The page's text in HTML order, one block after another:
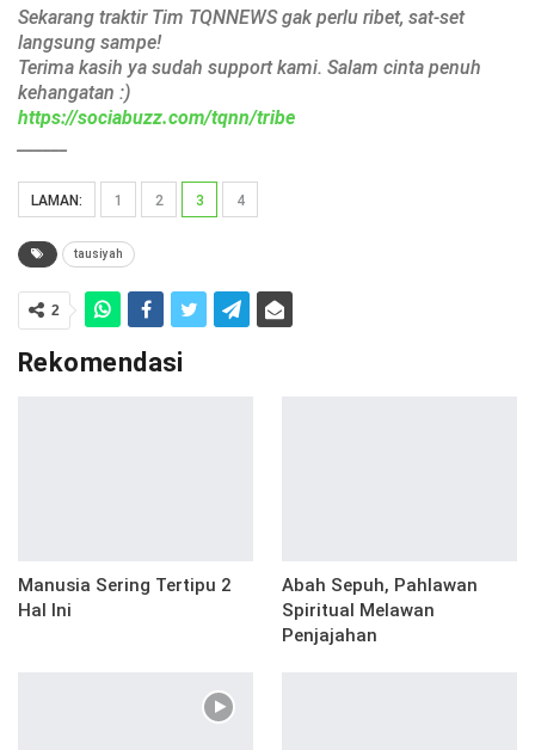
Sekarang traktir Tim TQNNEWS gak perlu ribet, sat-set
langsung sampe!
Terima kasih ya sudah support kami. Salam cinta penuh
kehangatan :)
https://sociabuzz.com/tqnn/tribe
LAMAN: 1 2 3 4
tausiyah
2
Rekomendasi
Manusia Sering Tertipu 2
Hal Ini
Abah Sepuh, Pahlawan
Spiritual Melawan
Penjajahan